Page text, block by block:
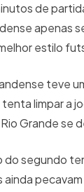
de
apenas
estilo
teve
limpar a
Grande se
do segundo
ainda